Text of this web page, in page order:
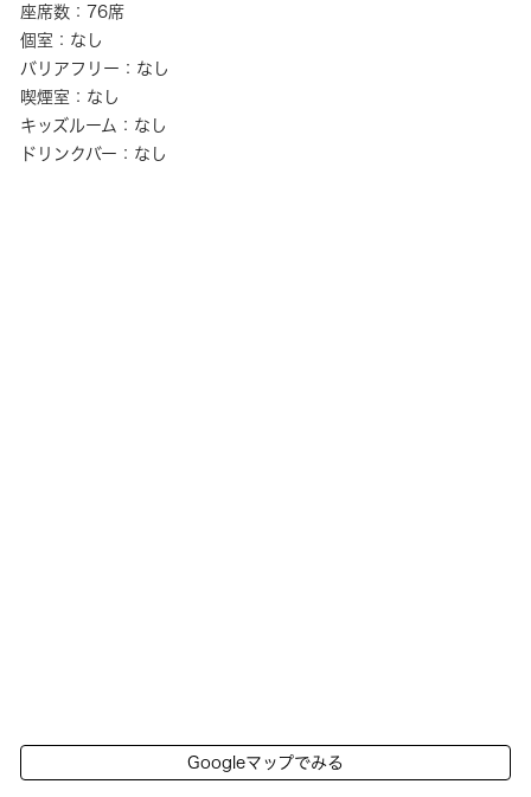
座席数：76席
個室：なし
バリアフリー：なし
喫煙室：なし
キッズルーム：なし
ドリンクバー：なし
Googleマップでみる